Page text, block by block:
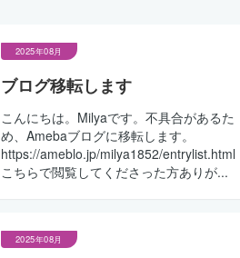
2025年08月
ブログ移転します
こんにちは。Milyaです。不具合があるた
め、Amebaブログに移転します。
https://ameblo.jp/milya1852/entrylist.html
こちらで閲覧してくださった方ありが...
2025年08月